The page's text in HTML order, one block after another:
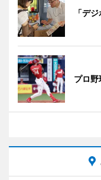
「デ
プロ